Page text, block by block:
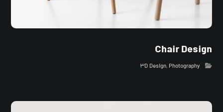
Chair Design
۳D Design, Photography